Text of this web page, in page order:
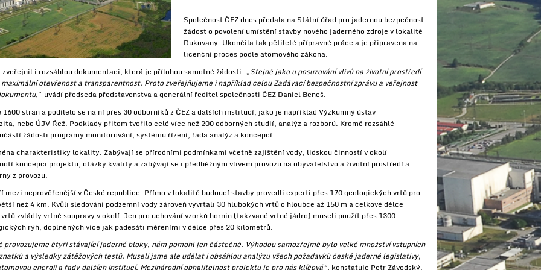
Společnost ČEZ dnes předala na Státní úřad pro jadernou bezpečnost
žádost o povolení umístění stavby nového jaderného zdroje v lokalitě
Dukovany. Ukončila tak pětileté přípravné práce a je připravena na
licenční proces podle atomového zákona.
i rozsáhlou dokumentaci, která je přílohou samotné žádosti. „Stejně jako u posuzování vlivů na životní prostředí
otevřenost a transparentnost. Proto zveřejňujeme i například celou Zadávací bezpečnostní zprávu a veřejnost
,“ uvádí předseda představenstva a generální ředitel společnosti ČEZ Daniel Beneš.
stran a podílelo se na ní přes 30 odborníků z ČEZ a dalších institucí, jako je například Výzkumný ústav
nebo ÚJV Řež. Podklady přitom tvořilo celé více než 200 odborných studií, analýz a rozborů. Kromě rozsáhlé
žádosti programy monitorování, systému řízení, řada analýz a koncepcí.
charakteristiky lokality. Zabývají se přírodními podmínkami včetně zajištění vody, lidskou činností v okolí
koncepci projektu, otázky kvality a zabývají se i předběžným vlivem provozu na obyvatelstvo a životní prostředí a
z provozu.
mezi neprověřenější v České republice. Přímo v lokalitě budoucí stavby provedli experti přes 170 geologických vrtů pro
než 4 km. Kvůli sledování podzemní vody zároveň vyvrtali 30 hlubokých vrtů o hloubce až 150 m a celkové délce
zvládly vrtné soupravy v okolí. Jen pro uchování vzorků hornin (takzvané vrtné jádro) museli použít přes 1300
rýh, doplněných více jak padesáti měřeními v délce přes 20 kilometrů.
provozujeme čtyři stávající jaderné bloky, nám pomohl jen částečně. Výhodou samozřejmě bylo velké množství vstupních
a výsledky zátěžových testů. Museli jsme ale udělat i obsáhlou analýzu všech požadavků české jaderné legislativy,
energii a řady dalších institucí. Mezinárodní obhajitelnost projektu je pro nás klíčová“, konstatuje Petr Závodský,